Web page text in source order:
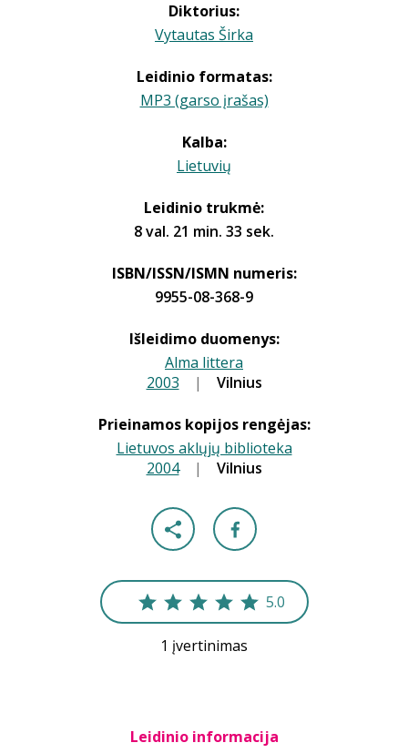
Diktorius:
Vytautas Širka
Leidinio formatas:
MP3 (garso įrašas)
Kalba:
Lietuvių
Leidinio trukmė:
8 val. 21 min. 33 sek.
ISBN/ISSN/ISMN numeris:
9955-08-368-9
Išleidimo duomenys:
Alma littera
2003 | Vilnius
Prieinamos kopijos rengėjas:
Lietuvos aklųjų biblioteka
2004 | Vilnius
5.0
1 įvertinimas
Leidinio informacija